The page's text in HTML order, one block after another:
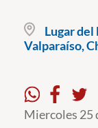
Pregrado
Postgrado
Estudiantes
Lugar del
Valparaíso,
Miercoles 25